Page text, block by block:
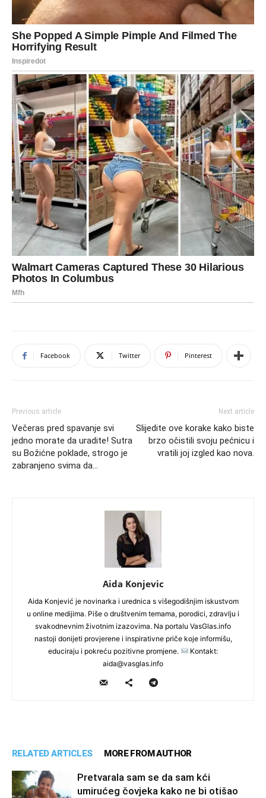
Facebook Twitter Pinterest
Previous article
Večeras pred spavanje svi
jedno morate da uradite! Sutra
su Božićne poklade, strogo je
zabranjeno svima da…
Next article
Slijedite ove korake kako biste
brzo očistili svoju pećnicu i
vratili joj izgled kao nova.
Aida Konjevic
Aida Konjević je novinarka i urednica s višegodišnjim iskustvom
u online medijima. Piše o društvenim temama, porodici, zdravlju i
svakodnevnim životnim izazovima. Na portalu VasGlas.info
nastoji donijeti provjerene i inspirativne priče koje informišu,
educiraju i pokreću pozitivne promjene.
Kontakt:
aida@vasglas.info
RELATED ARTICLES MORE FROM AUTHOR
Pretvarala sam se da sam kći
umirućeg čovjeka kako ne bi otišao